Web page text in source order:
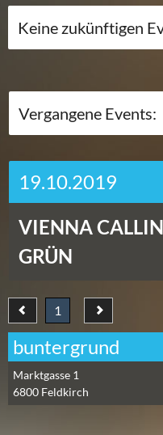
Keine zukünftigen
Vergangene Events:
19.10.2019
VIENNA
GRÜN
1
buntergrund
Marktgasse 1
6800 Feldkirch